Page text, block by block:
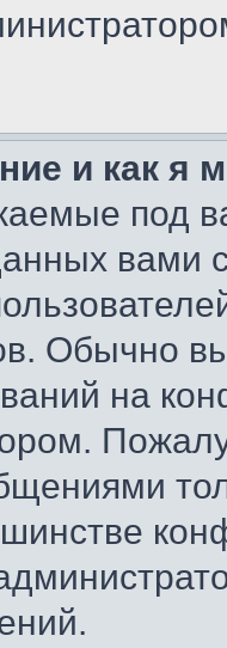
и как я
под
Обычно
на